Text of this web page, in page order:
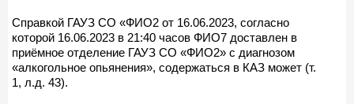
Справкой ГАУЗ СО «ФИО2 от 16.06.2023, согласно
которой 16.06.2023 в 21:40 часов ФИО7 доставлен в
приёмное отделение ГАУЗ СО «ФИО2» с диагнозом
«алкогольное опьянения», содержаться в КАЗ может (т.
1, л.д. 43).